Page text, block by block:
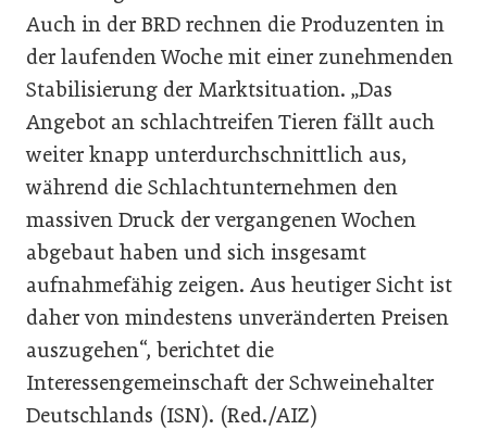
Auch in der BRD rechnen die Produzenten in
der laufenden Woche mit einer zunehmenden
Stabilisierung der Marktsituation. „Das
Angebot an schlachtreifen Tieren fällt auch
weiter knapp unterdurchschnittlich aus,
während die Schlachtunternehmen den
massiven Druck der vergangenen Wochen
abgebaut haben und sich insgesamt
aufnahmefähig zeigen. Aus heutiger Sicht ist
daher von mindestens unveränderten Preisen
auszugehen“, berichtet die
Interessengemeinschaft der Schweinehalter
Deutschlands (ISN). (Red./AIZ)